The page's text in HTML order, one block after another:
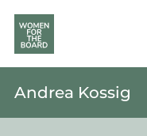
Andrea Kossig